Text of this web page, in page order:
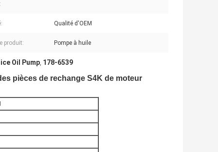
Qualité d'OEM
produit: Pompe à huile
Oil Pump, 178-6539
pièces de rechange S4K de moteur